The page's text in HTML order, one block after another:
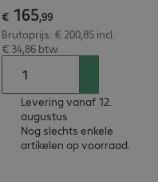
€ 165,99
Brutoprijs: € 200,85 incl.
€ 34,86 btw
Levering vanaf 12.
augustus
Nog slechts enkele
artikelen op voorraad.